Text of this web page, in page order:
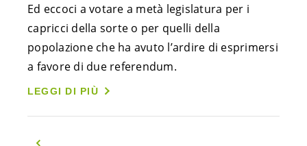
Ed eccoci a votare a metà legislatura per i
capricci della sorte o per quelli della
popolazione che ha avuto l’ardire di esprimersi
a favore di due referendum.
LEGGI DI PIÙ